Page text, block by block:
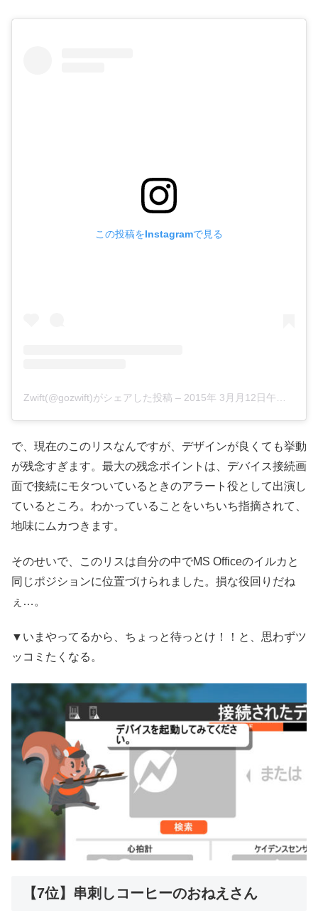
この投稿をInstagramで見る
Zwift(@gozwift)がシェアした投稿 – 2015年 3月月12日午後2時24分PDT
で、現在のこのリスなんですが、デザインが良くても挙動
が残念すぎます。最大の残念ポイントは、デバイス接続画
面で接続にモタついているときのアラート役として出演し
ているところ。わかっていることをいちいち指摘されて、
地味にムカつきます。
そのせいで、このリスは自分の中でMS Officeのイルカと
同じポジションに位置づけられました。損な役回りだね
ぇ…。
▼いまやってるから、ちょっと待っとけ！！と、思わずツ
ッコミたくなる。
【7位】串刺しコーヒーのおねえさん